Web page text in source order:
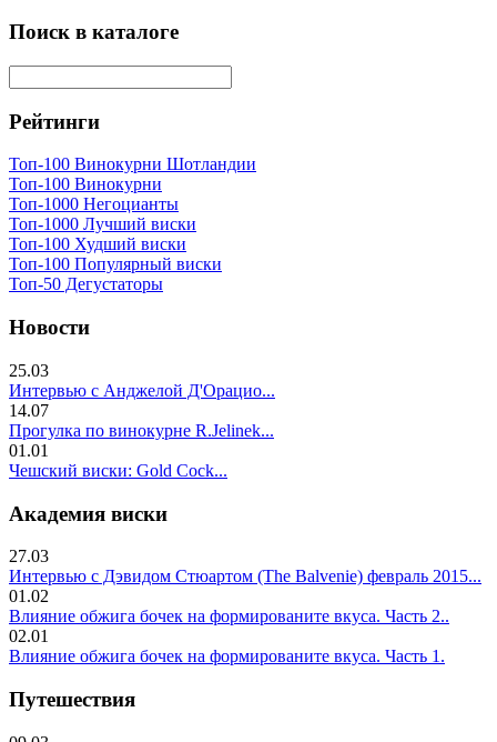
Поиск в каталоге
Рейтинги
Топ-100 Винокурни Шотландии
Топ-100 Винокурни
Топ-1000 Негоцианты
Топ-1000 Лучший виски
Топ-100 Худший виски
Топ-100 Популярный виски
Топ-50 Дегустаторы
Новости
25.03
Интервью с Анджелой Д'Орацио...
14.07
Прогулка по винокурне R.Jelinek...
01.01
Чешский виски: Gold Cock...
Академия виски
27.03
Интервью с Дэвидом Стюартом (The Balvenie) февраль 2015...
01.02
Влияние обжига бочек на формированите вкуса. Часть 2..
02.01
Влияние обжига бочек на формированите вкуса. Часть 1.
Путешествия